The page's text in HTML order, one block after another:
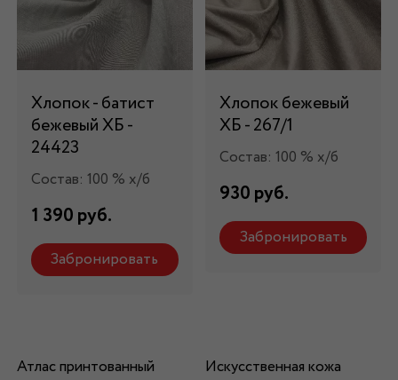
Хлопок - батист
бежевый ХБ -
24423
Состав: 100 % х/б
1 390 руб.
Забронировать
Хлопок бежевый
ХБ - 267/1
Состав: 100 % х/б
930 руб.
Забронировать
Атлас принтованный
Искусственная кожа